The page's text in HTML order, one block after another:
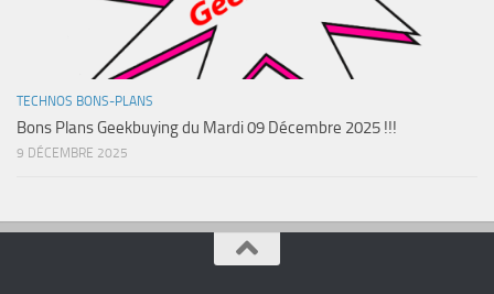
TECHNOS BONS-PLANS
Bons Plans Geekbuying du Mardi 09 Décembre 2025 !!!
9 DÉCEMBRE 2025